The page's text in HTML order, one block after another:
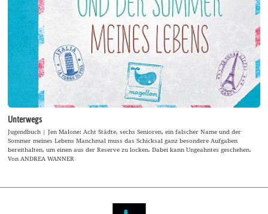
Unterwegs
Jugendbuch | Jen Malone: Acht Städte, sechs Senioren, ein falscher Name und der
Sommer meines Lebens Manchmal muss das Schicksal ganz besondere Aufgaben
bereithalten, um einen aus der Reserve zu locken. Dabei kann Ungeahntes geschehen.
Von ANDREA WANNER